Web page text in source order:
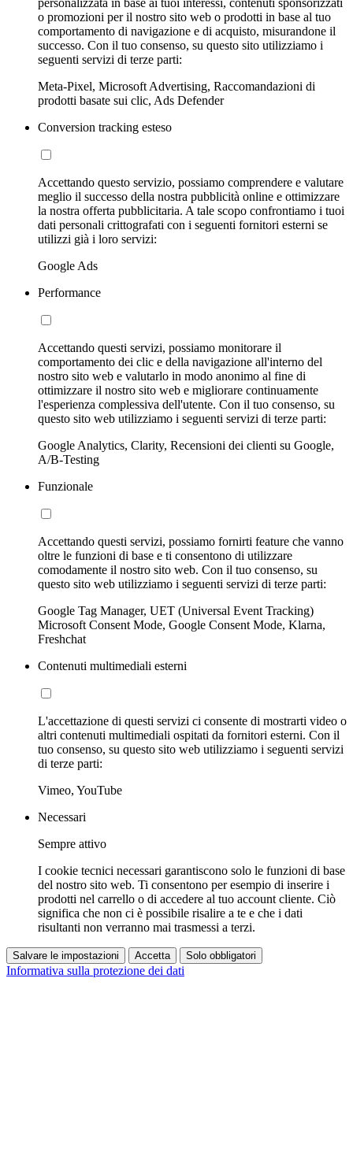
o promozioni per il nostro sito web o prodotti in base al tuo
comportamento di navigazione e di acquisto, misurandone il
successo. Con il tuo consenso, su questo sito utilizziamo i
seguenti servizi di terze parti:
Meta-Pixel, Microsoft Advertising, Raccomandazioni di
prodotti basate sui clic, Ads Defender
Conversion tracking esteso
Accettando questo servizio, possiamo comprendere e valutare
meglio il successo della nostra pubblicità online e ottimizzare
la nostra offerta pubblicitaria. A tale scopo confrontiamo i tuoi
dati personali crittografati con i seguenti fornitori esterni se
utilizzi già i loro servizi:
Google Ads
Performance
Accettando questi servizi, possiamo monitorare il
comportamento dei clic e della navigazione all'interno del
nostro sito web e valutarlo in modo anonimo al fine di
ottimizzare il nostro sito web e migliorare continuamente
l'esperienza complessiva dell'utente. Con il tuo consenso, su
questo sito web utilizziamo i seguenti servizi di terze parti:
Google Analytics, Clarity, Recensioni dei clienti su Google,
A/B-Testing
Funzionale
Accettando questi servizi, possiamo fornirti feature che vanno
oltre le funzioni di base e ti consentono di utilizzare
comodamente il nostro sito web. Con il tuo consenso, su
questo sito web utilizziamo i seguenti servizi di terze parti:
Google Tag Manager, UET (Universal Event Tracking)
Microsoft Consent Mode, Google Consent Mode, Klarna,
Freshchat
Contenuti multimediali esterni
L'accettazione di questi servizi ci consente di mostrarti video o
altri contenuti multimediali ospitati da fornitori esterni. Con il
tuo consenso, su questo sito web utilizziamo i seguenti servizi
di terze parti:
Vimeo, YouTube
Necessari
Sempre attivo
I cookie tecnici necessari garantiscono solo le funzioni di base
del nostro sito web. Ti consentono per esempio di inserire i
prodotti nel carrello o di accedere al tuo account cliente. Ciò
significa che non ci è possibile risalire a te e che i dati
risultanti non verranno mai trasmessi a terzi.
Salvare le impostazioni Accetta Solo obbligatori
Informativa sulla protezione dei dati